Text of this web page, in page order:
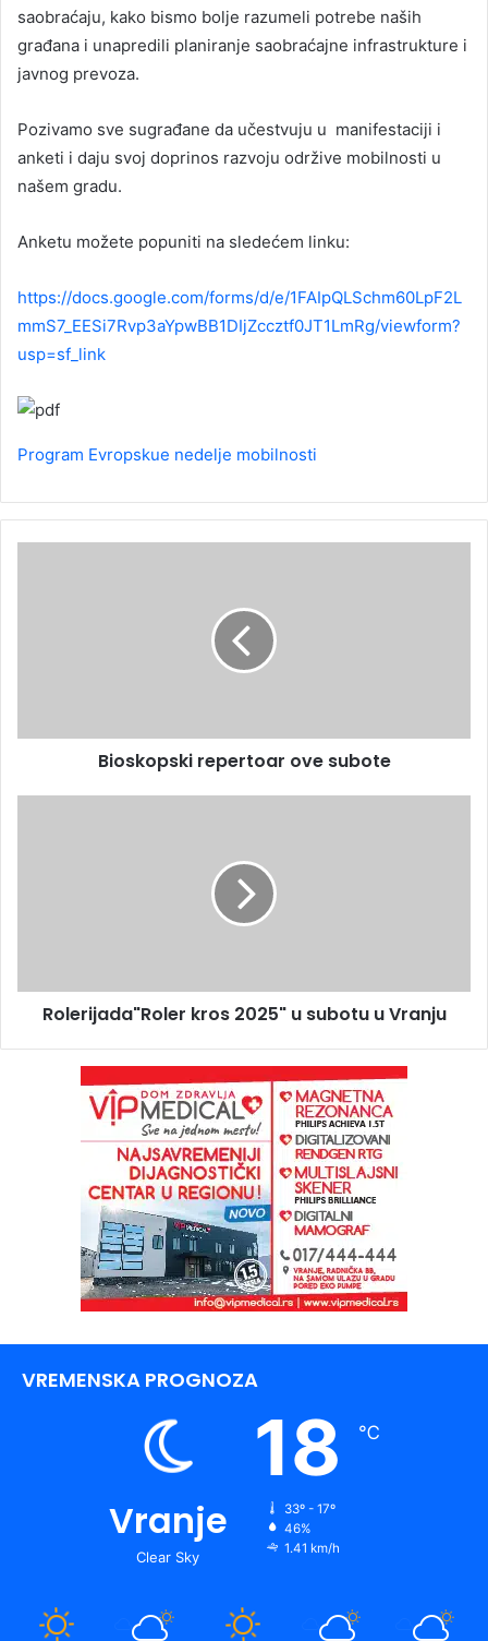
saobraćaju, kako bismo bolje razumeli potrebe naših
građana i unapredili planiranje saobraćajne infrastrukture i
javnog prevoza.
Pozivamo sve sugrađane da učestvuju u manifestaciji i
anketi i daju svoj doprinos razvoju održive mobilnosti u
našem gradu.
Anketu možete popuniti na sledećem linku:
https://docs.google.com/forms/d/e/1FAIpQLSchm60LpF2L
mmS7_EESi7Rvp3aYpwBB1DIjZccztf0JT1LmRg/viewform?
usp=sf_link
Program Evropskue nedelje mobilnosti
Bioskopski repertoar ove subote
Rolerijada"Roler kros 2025" u subotu u Vranju
VREMENSKA PROGNOZA
Vranje
Clear Sky
18 ℃
33º - 17º
46%
1.41 km/h